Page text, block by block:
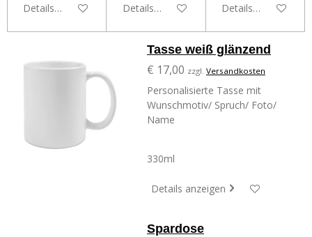
Details anzeigen Details anzeigen Details anzeigen
Tasse weiß glänzend
€ 17,00 zzgl. Versandkosten
Personalisierte Tasse mit
Wunschmotiv/ Spruch/ Foto/
Name
330ml
Details anzeigen
Spardose